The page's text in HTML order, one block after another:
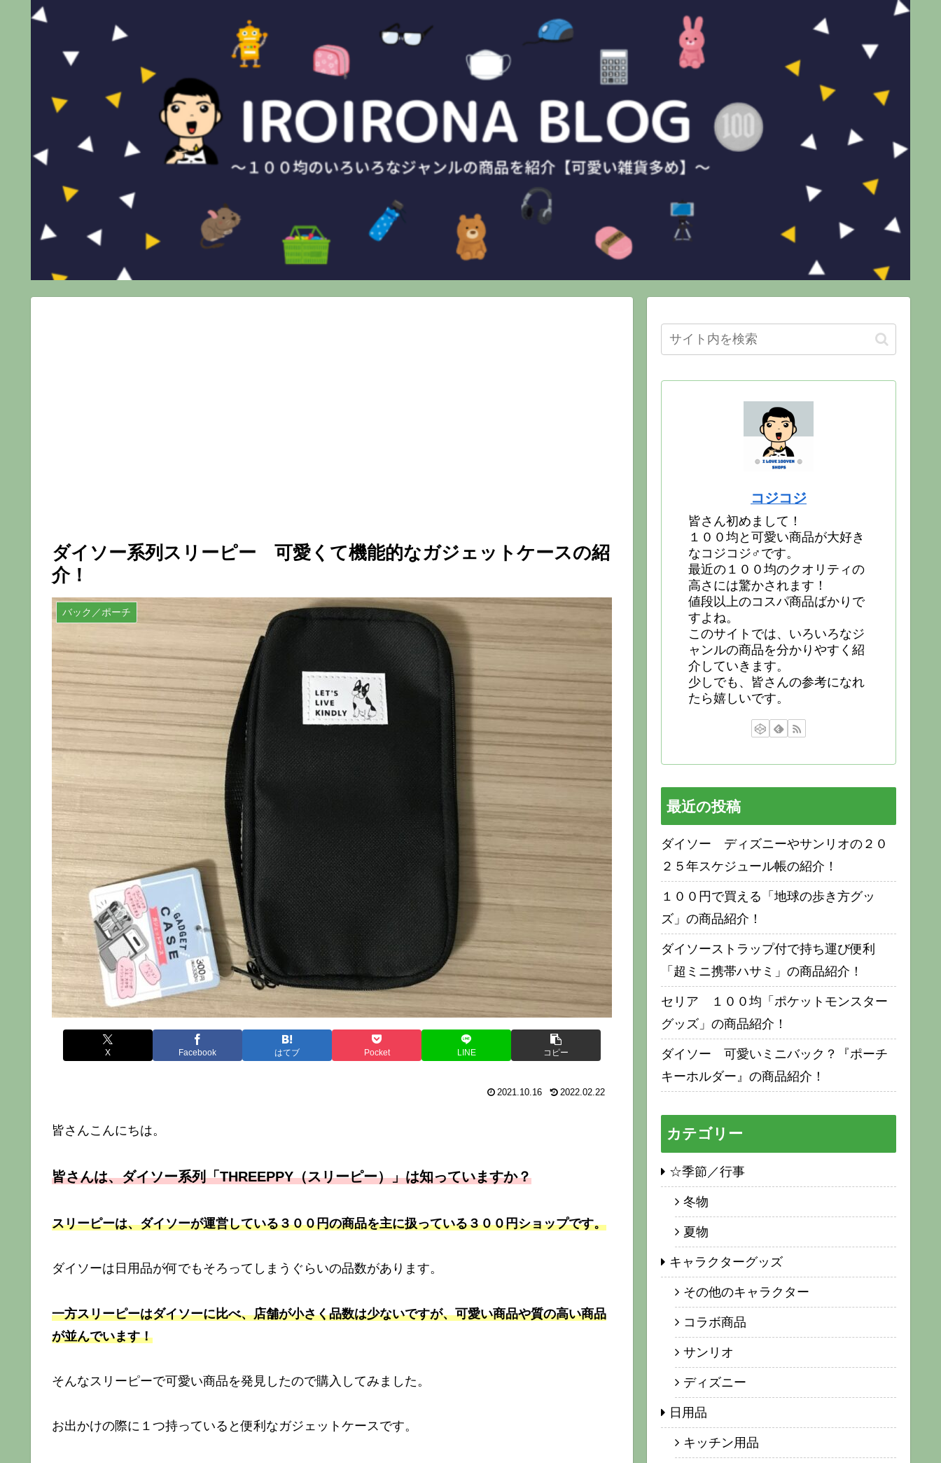
ダイソー系列スリーピー 可愛くて機能的なガジェットケースの紹
介！
バック／ポーチ
X Facebook はてブ Pocket LINE コピー
2021.10.16 2022.02.22
皆さんこんにちは。
皆さんは、ダイソー系列「THREEPPY（スリーピー）」は知っていますか？
スリーピーは、ダイソーが運営している３００円の商品を主に扱っている３００円ショップです。
ダイソーは日用品が何でもそろってしまうぐらいの品数があります。
一方スリーピーはダイソーに比べ、店舗が小さく品数は少ないですが、可愛い商品や質の高い商品
が並んでいます！
そんなスリーピーで可愛い商品を発見したので購入してみました。
お出かけの際に１つ持っていると便利なガジェットケースです。
コジコジ
皆さん初めまして！
１００均と可愛い商品が大好き
なコジコジ♂です。
最近の１００均のクオリティの
高さには驚かされます！
値段以上のコスパ商品ばかりで
すよね。
このサイトでは、いろいろなジ
ャンルの商品を分かりやすく紹
介していきます。
少しでも、皆さんの参考になれ
たら嬉しいです。
最近の投稿
ダイソー ディズニーやサンリオの２０
２５年スケジュール帳の紹介！
１００円で買える「地球の歩き方グッ
ズ」の商品紹介！
ダイソーストラップ付で持ち運び便利
「超ミニ携帯ハサミ」の商品紹介！
セリア １００均「ポケットモンスター
グッズ」の商品紹介！
ダイソー 可愛いミニバック？『ポーチ
キーホルダー』の商品紹介！
カテゴリー
☆季節／行事
冬物
夏物
キャラクターグッズ
その他のキャラクター
コラボ商品
サンリオ
ディズニー
日用品
キッチン用品